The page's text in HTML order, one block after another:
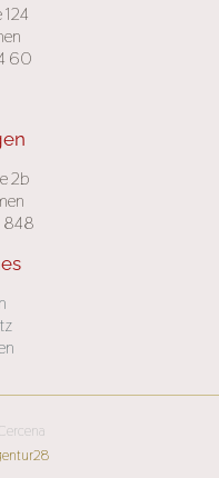
60
2b
848